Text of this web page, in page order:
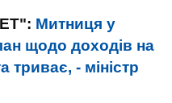
Митниця у
щодо доходів на
триває, - міністр